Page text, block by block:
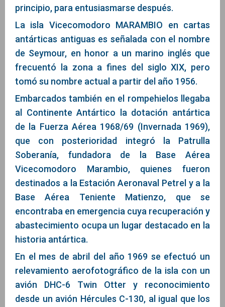
principio, para entusiasmarse después.
La isla Vicecomodoro MARAMBIO en cartas
antárticas antiguas es señalada con el nombre
de Seymour, en honor a un marino inglés que
frecuentó la zona a fines del siglo XIX, pero
tomó su nombre actual a partir del año 1956.
Embarcados también en el rompehielos llegaba
al Continente Antártico la dotación antártica
de la Fuerza Aérea 1968/69 (Invernada 1969),
que con posterioridad integró la Patrulla
Soberanía, fundadora de la Base Aérea
Vicecomodoro Marambio, quienes fueron
destinados a la Estación Aeronaval Petrel y a la
Base Aérea Teniente Matienzo, que se
encontraba en emergencia cuya recuperación y
abastecimiento ocupa un lugar destacado en la
historia antártica.
En el mes de abril del año 1969 se efectuó un
relevamiento aerofotográfico de la isla con un
avión DHC-6 Twin Otter y reconocimiento
desde un avión Hércules C-130, al igual que los